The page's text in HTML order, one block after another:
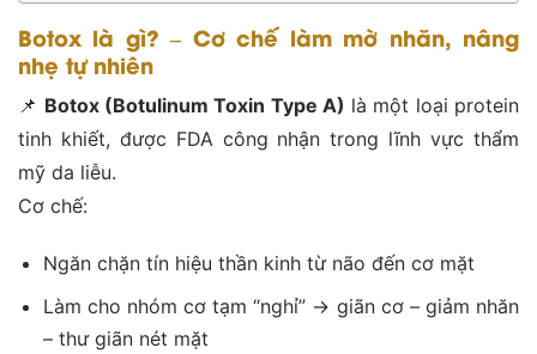
Botox là gì? – Cơ chế làm mờ nhăn, nâng
nhẹ tự nhiên
📌 Botox (Botulinum Toxin Type A) là một loại protein
tinh khiết, được FDA công nhận trong lĩnh vực thẩm
mỹ da liễu.
Cơ chế:
Ngăn chặn tín hiệu thần kinh từ não đến cơ mặt
Làm cho nhóm cơ tạm “nghỉ” → giãn cơ – giảm nhăn
– thư giãn nét mặt